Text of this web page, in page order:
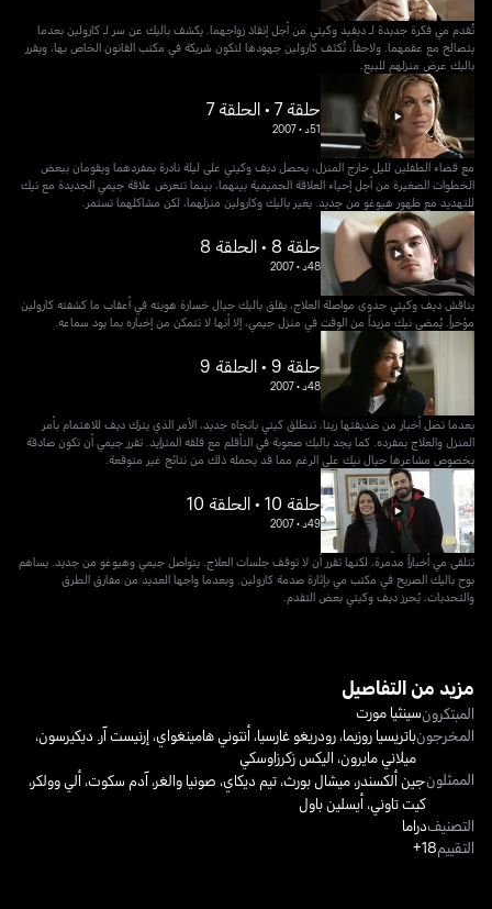
تُقدم مي فكرة جديدة لـ ديفيد وكيتي من أجل إنقاذ زواجهما. يكشف باليك عن سر لـ كارولين بعدما
يتصالح مع عقمهما. ولاحقاً، تُكثف كارولين جهودها لتكون شريكة في مكتب القانون الخاص بها، ويقرر
باليك عرض منزلهم للبيع.
حلقة 7 • الحلقة 7
51د •
2007
مع قضاء الطفلين لليل خارج المنزل، يحصل ديف وكيتي على ليلة نادرة بمفردهما ويقومان ببعض
الخطوات الصغيرة من أجل إحياء العلاقة الحميمية بينهما، بينما تتعرض علاقة جيمي الجديدة مع نيك
للتهديد مع ظهور هيوغو من جديد. يغير باليك وكارولين منزلهما، لكن مشاكلهما تستمر.
حلقة 8 • الحلقة 8
48د •
2007
يناقش ديف وكيتي جدوى مواصلة العلاج، يقلق باليك حيال خسارة هويته في أعقاب ما كشفته كارولين
مؤخراً. يُمضي نيك مزيداً من الوقت في منزل جيمي، إلا أنها لا تتمكن من إخباره بما يود سماعه.
حلقة 9 • الحلقة 9
48د •
2007
بعدما تصل أخبار من صديقتها ريتا، تنطلق كيتي باتجاه جديد، الأمر الذي يترك ديف للاهتمام بأمر
المنزل والعلاج بمفرده. كما يجد باليك صعوبة في التأقلم مع قلقه المتزايد. تقرر جيمي أن تكون صادقة
بخصوص مشاعرها حيال نيك على الرغم مما قد يحمله ذلك من نتائج غير متوقعة.
حلقة 10 • الحلقة 10
49د •
2007
تتلقى مي أخباراً مدمرة، لكنها تقرر أن لا توقف جلسات العلاج. يتواصل جيمي وهيوغو من جديد. يساهم
بوح باليك الصريح في مكتب مي بإثارة صدمة كارولين. وبعدما واجها العديد من مفارق الطرق
والتحديات، يُحرز ديف وكيتي بعض التقدم.
مزيد من التفاصيل
المبتكرونسينثيا مورت
المخرجونباتريسيا روزيما،رودريغو غارسيا، أنتوني هامينغواي، إرنيست آر. ديكيرسون،
ميلاني مايرون، اليكس زكرزاوسكي
الممثلونجين ألكسندر،ميشال بورث،تيم ديكاي، صونيا والغر،آدم سكوت، ألي وولكر،
كيت تاوني، أيسلين باول
التصنيفدراما
التقييم18+